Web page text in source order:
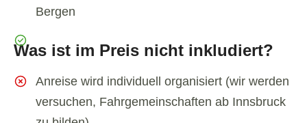
Bergen
Was ist im Preis nicht inkludiert?
Anreise wird individuell organisiert (wir werden
versuchen, Fahrgemeinschaften ab Innsbruck